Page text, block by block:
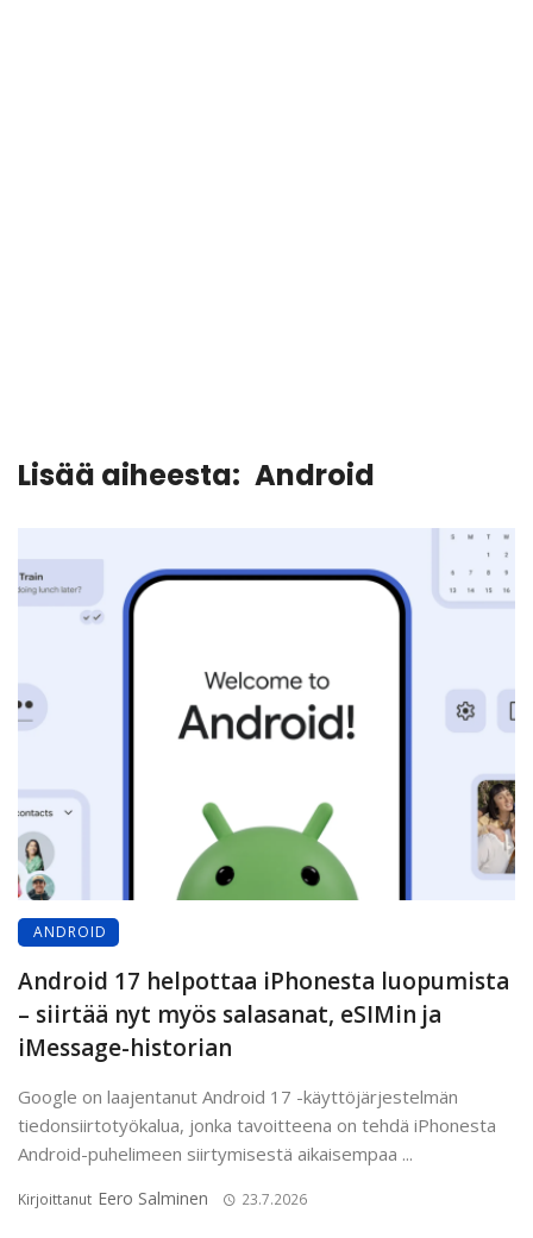
Lisää aiheesta: Android
ANDROID
Android 17 helpottaa iPhonesta luopumista
– siirtää nyt myös salasanat, eSIMin ja
iMessage-historian
Google on laajentanut Android 17 -käyttöjärjestelmän
tiedonsiirtotyökalua, jonka tavoitteena on tehdä iPhonesta
Android-puhelimeen siirtymisestä aikaisempaa ...
Kirjoittanut Eero Salminen 23.7.2026